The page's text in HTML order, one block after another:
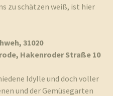
zu schätzen weiß, ist hier
31020
HakenroderStraße 10
Idylle und doch voller
und der Gemüsegarten